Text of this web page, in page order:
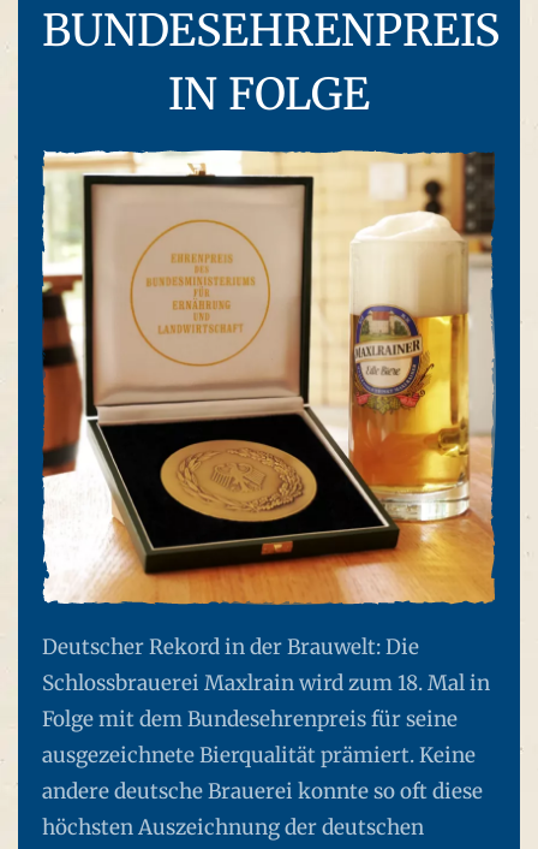
BUNDESEHRENPREIS
IN FOLGE
Deutscher Rekord in der Brauwelt: Die
Schlossbrauerei Maxlrain wird zum 18. Mal in
Folge mit dem Bundesehrenpreis für seine
ausgezeichnete Bierqualität prämiert. Keine
andere deutsche Brauerei konnte so oft diese
höchsten Auszeichnung der deutschen